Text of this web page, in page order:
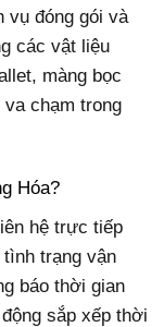
vụ đóng gói và
các vật liệu
màng bọc
va chạm trong
Hóa?
hệ trực tiếp
trạng vận
báo thời gian
sắp xếp thời